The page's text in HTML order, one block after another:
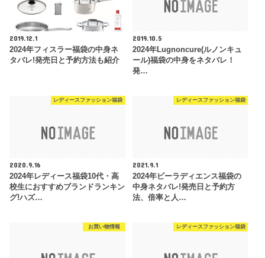
2019.12.1
2024年フィスラー福袋の中身ネ
タバレ!発売日と予約方法も紹介
2019.10.5
2024年Lugnoncure(ルノンキュ
ール)福袋の中身をネタバレ！
発…
レディースファッション福袋
2020.9.16
2024年レディース福袋10代・高
校生におすすめブランドランキン
グ!ハズ…
レディースファッション福袋
2021.9.1
2024年ビーラディエンス福袋の
中身ネタバレ!発売日と予約方
法、倍率と人…
お買い物情報 レディースファッション福袋